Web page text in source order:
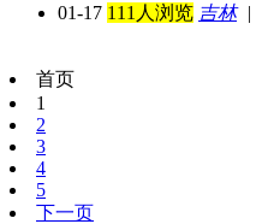
01-17 111人浏览 吉林|
首页
1
2
3
4
5
下一页